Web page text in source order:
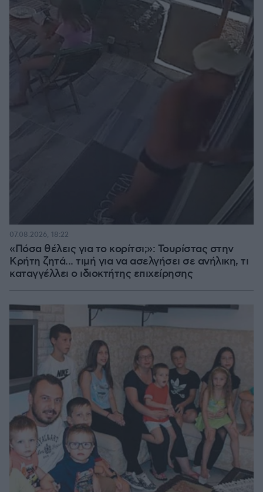
«Πόσα θέλεις για το κορίτσι;»: Τουρίστας στην
Κρήτη ζητά... τιμή για να ασελγήσει σε ανήλικη, τι
καταγγέλλει ο ιδιοκτήτης επιχείρησης
07.08.2026, 18:22